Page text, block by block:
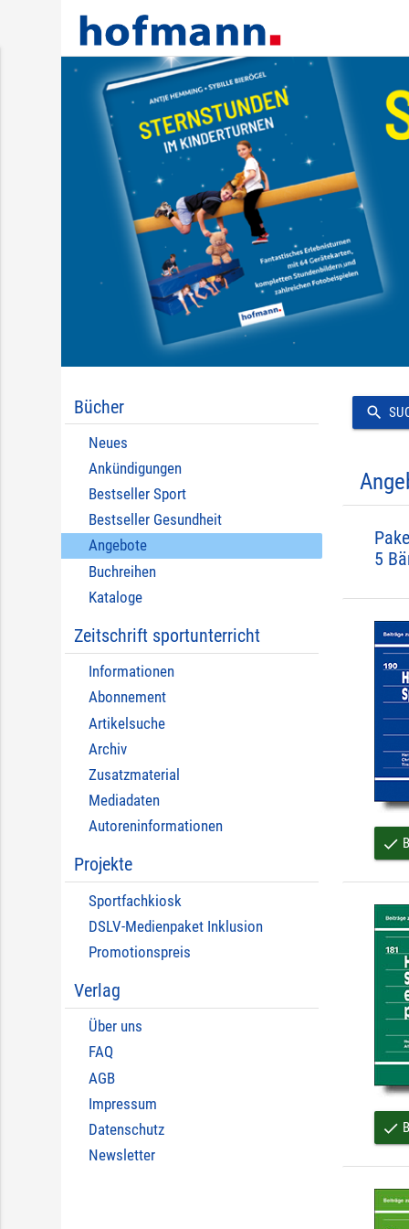
Bücher
Neues
Ankündigungen
Bestseller Sport
Bestseller Gesundheit
Angebote
Buchreihen
Kataloge
Zeitschrift sportunterricht
Informationen
Abonnement
Artikelsuche
Archiv
Zusatzmaterial
Mediadaten
Autoreninformationen
Projekte
Sportfachkiosk
DSLV-Medienpaket Inklusion
Promotionspreis
Verlag
Über uns
FAQ
AGB
Impressum
Datenschutz
Newsletter
search
5
done
done